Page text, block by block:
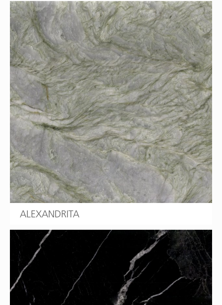
ALEXANDRITA